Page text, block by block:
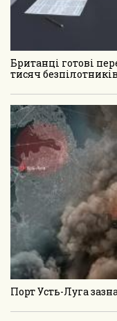
Британці готові
тисяч
Порт Усть-Луга